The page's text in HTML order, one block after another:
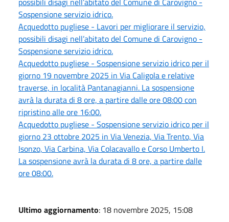
Sospensione servizio idrico.
Acquedotto pugliese - Lavori per migliorare il servizio,
possibili disagi nell’abitato del Comune di Carovigno -
Sospensione servizio idrico.
Acquedotto pugliese - Sospensione servizio idrico per il
giorno 19 novembre 2025 in Via Caligola e relative
traverse, in località Pantanagianni. La sospensione
avrà la durata di 8 ore, a partire dalle ore 08:00 con
ripristino alle ore 16:00.
Acquedotto pugliese - Sospensione servizio idrico per il
giorno 23 ottobre 2025 in Via Venezia, Via Trento, Via
Isonzo, Via Carbina, Via Colacavallo e Corso Umberto I.
La sospensione avrà la durata di 8 ore, a partire dalle
ore 08:00.
Ultimo aggiornamento: 18 novembre 2025, 15:08